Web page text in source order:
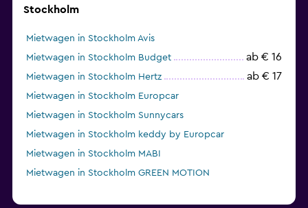
Stockholm
Mietwagen in Stockholm Avis
Mietwagen in Stockholm Budget
ab € 16
Mietwagen in Stockholm Hertz ab € 17
Mietwagen in Stockholm Europcar
Mietwagen in Stockholm Sunnycars
Mietwagen in Stockholm keddy by Europcar
Mietwagen in Stockholm MABI
Mietwagen in Stockholm GREEN MOTION